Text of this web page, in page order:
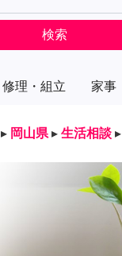
修理・組立 家事
検索
▸ 岡山県 ▸ 生活相談 ▸